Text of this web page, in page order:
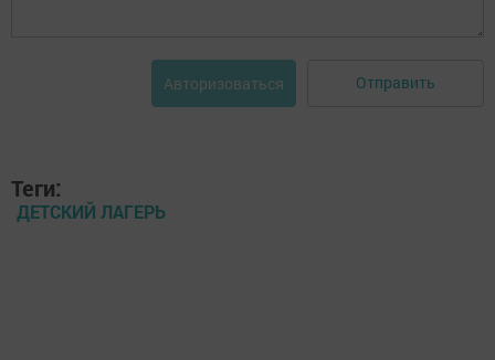
Авторизоваться Отправить
Теги:
ДЕТСКИЙ ЛАГЕРЬ